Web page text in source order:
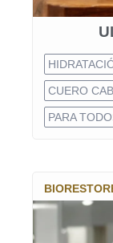
CUERO
PARA